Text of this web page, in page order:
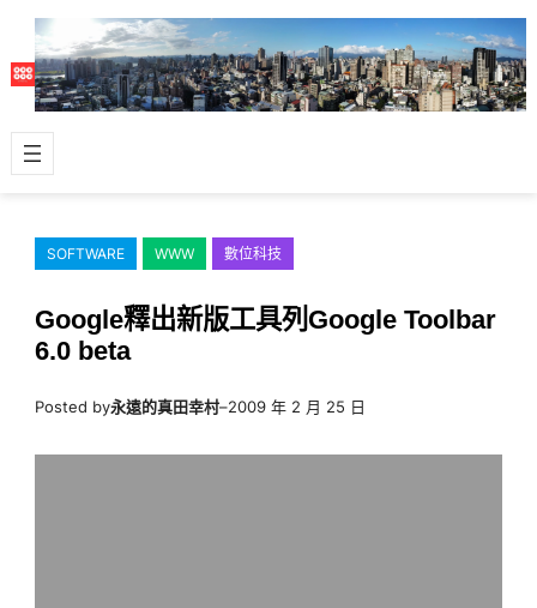
主
容
SOFTWARE WWW 數位科技
Google釋出新版工具列Google Toolbar
6.0 beta
Posted by永遠的真田幸村–2009 年 2 月 25 日